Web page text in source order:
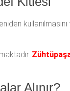
kullanılmasını
Alınır?